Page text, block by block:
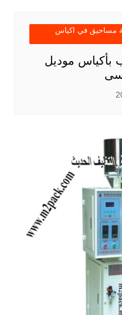
مساحيق في اكياس
بأكياس موديل